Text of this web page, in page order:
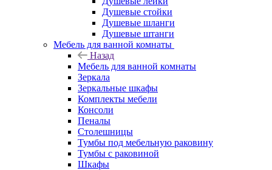
Душевые стойки
Душевые шланги
Душевые штанги
Мебель для ванной комнаты
Назад
Мебель для ванной комнаты
Зеркала
Зеркальные шкафы
Комплекты мебели
Консоли
Пеналы
Столешницы
Тумбы под мебельную раковину
Тумбы с раковиной
Шкафы